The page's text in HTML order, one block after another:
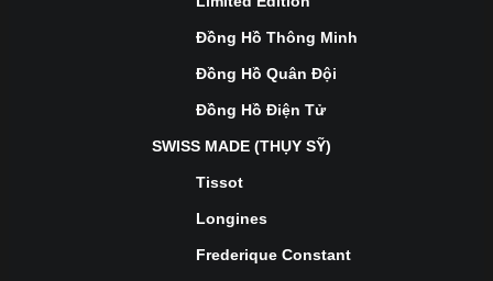
Đồng Hồ Thông Minh
Đồng Hồ Quân Đội
Đồng Hồ Điện Tử
SWISS MADE (THỤY SỸ)
Tissot
Longines
Frederique Constant